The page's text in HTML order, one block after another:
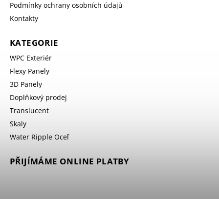
Podmínky ochrany osobních údajů
Kontakty
KATEGORIE
WPC Exteriér
Flexy Panely
3D Panely
Doplňkový prodej
Translucent
Skaly
Water Ripple Oceľ
PŘIJÍMÁME ONLINE PLATBY